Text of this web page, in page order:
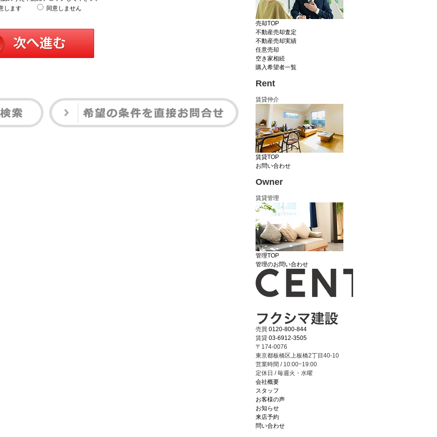
します
同意しません
売却TOP
不動産売却査定
不動産売却実績
任意売却
空き家相続
購入希望者一覧
Rent
賃貸仲介
賃貸TOP
お問い合わせ
Owner
賃貸管理
管理TOP
管理のお問い合わせ
売買 0120-800-844
賃貸 03-6912-3505
〒174-0076
東京都板橋区上板橋2丁目40-10
営業時間 / 10:00~19:00
定休日 / 毎週火・水曜
会社概要
スタッフ
お客様の声
お知らせ
来店予約
問い合わせ